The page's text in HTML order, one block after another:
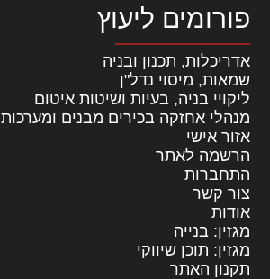
פורומים ליעוץ
אדריכלות, תכנון ובניה
שמאות, מיסוי נדל"ן
ליקויי בניה, בעיות ושיטות איטום
מנהלי אחזקה בכירים מבנים ומערכות
אזור אישי
הרשמה לאתר
התחברות
צור קשר
אודות
מגזין: בנייה
מגזין: תוכן שיווקי
תקנון האתר